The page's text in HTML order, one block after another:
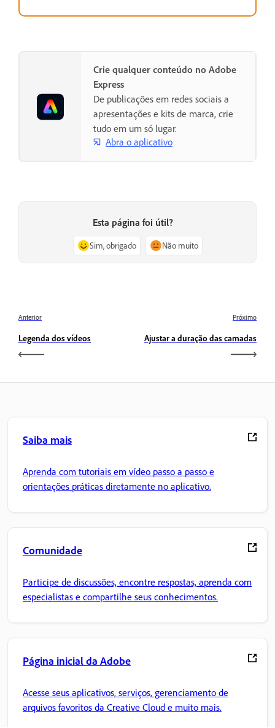
Crie qualquer conteúdo no Adobe
Express
De publicações em redes sociais a
apresentações e kits de marca, crie
tudo em um só lugar.
Abra o aplicativo
Esta página foi útil?
Sim, obrigado Não muito
Anterior
Legenda dos vídeos
Próximo
Ajustar a duração das camadas
Saiba mais
Aprenda com tutoriais em vídeo passo a passo e
orientações práticas diretamente no aplicativo.
Comunidade
Participe de discussões, encontre respostas, aprenda com
especialistas e compartilhe seus conhecimentos.
Página inicial da Adobe
Acesse seus aplicativos, serviços, gerenciamento de
arquivos favoritos da Creative Cloud e muito mais.